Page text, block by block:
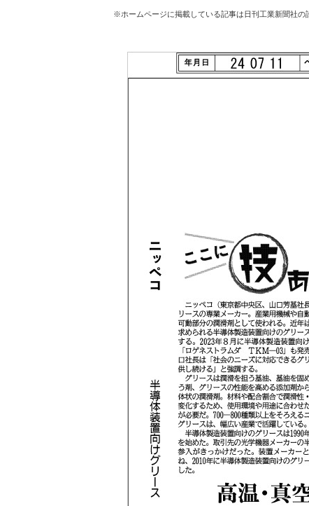
※ホームページに掲載している記事は日刊工業新聞社の